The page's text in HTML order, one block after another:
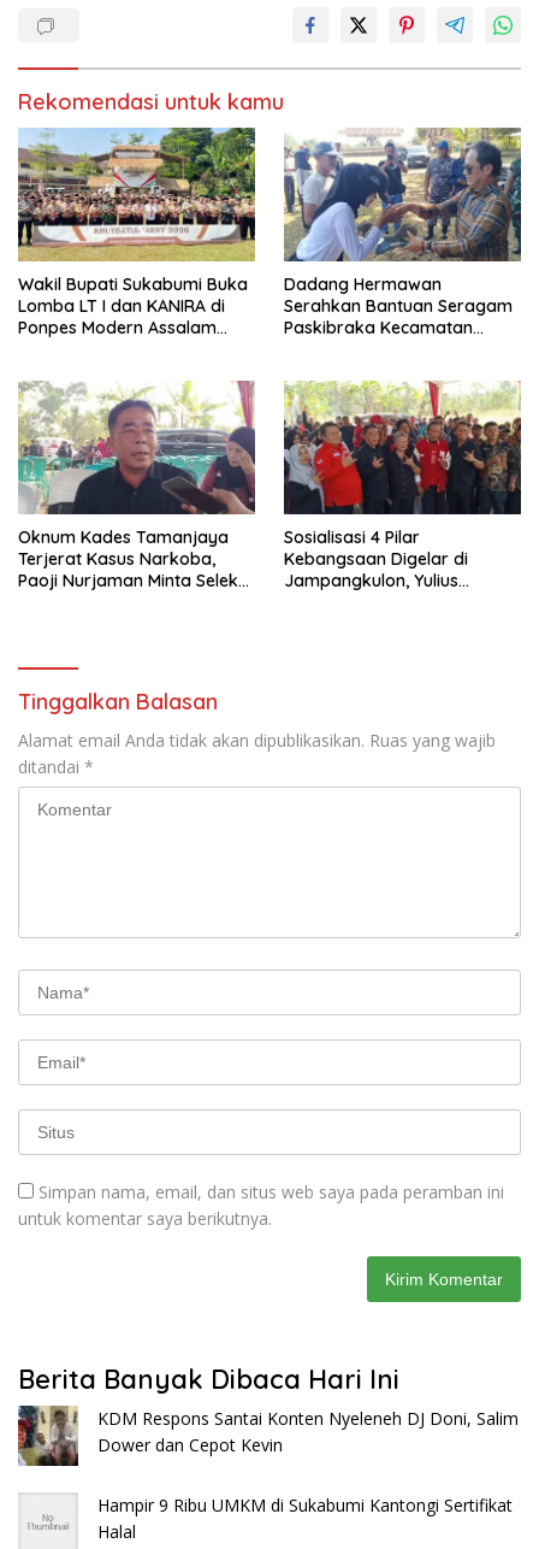
Rekomendasi untuk kamu
Wakil Bupati Sukabumi Buka
Lomba LT I dan KANIRA di
Ponpes Modern Assalam
Dadang Hermawan
Serahkan Bantuan Seragam
Paskibraka Kecamatan
Oknum Kades Tamanjaya
Terjerat Kasus Narkoba,
Paoji Nurjaman Minta Seleksi
Sosialisasi 4 Pilar
Kebangsaan Digelar di
Jampangkulon, Yulius
Tinggalkan Balasan
Alamat email Anda tidak akan dipublikasikan. Ruas yang wajib
ditandai *
Simpan nama, email, dan situs web saya pada peramban ini
untuk komentar saya berikutnya.
Berita Banyak Dibaca Hari Ini
KDM Respons Santai Konten Nyeleneh DJ Doni, Salim
Dower dan Cepot Kevin
Hampir 9 Ribu UMKM di Sukabumi Kantongi Sertifikat
Halal